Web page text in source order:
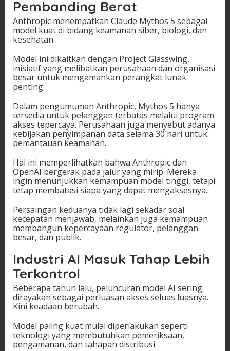
Pembanding Berat
Anthropic menempatkan Claude Mythos 5 sebagai
model kuat di bidang keamanan siber, biologi, dan
kesehatan.
Model ini dikaitkan dengan Project Glasswing,
inisiatif yang melibatkan perusahaan dan organisasi
besar untuk mengamankan perangkat lunak
penting.
Dalam pengumuman Anthropic, Mythos 5 hanya
tersedia untuk pelanggan terbatas melalui program
akses tepercaya. Perusahaan juga menyebut adanya
kebijakan penyimpanan data selama 30 hari untuk
pemantauan keamanan.
Hal ini memperlihatkan bahwa Anthropic dan
OpenAI bergerak pada jalur yang mirip. Mereka
ingin menunjukkan kemampuan model tinggi, tetapi
tetap membatasi siapa yang dapat mengaksesnya.
Persaingan keduanya tidak lagi sekadar soal
kecepatan menjawab, melainkan juga kemampuan
membangun kepercayaan regulator, pelanggan
besar, dan publik.
Industri AI Masuk Tahap Lebih
Terkontrol
Beberapa tahun lalu, peluncuran model AI sering
dirayakan sebagai perluasan akses seluas luasnya.
Kini keadaan berubah.
Model paling kuat mulai diperlakukan seperti
teknologi yang membutuhkan pemeriksaan,
pengamanan, dan tahapan distribusi.